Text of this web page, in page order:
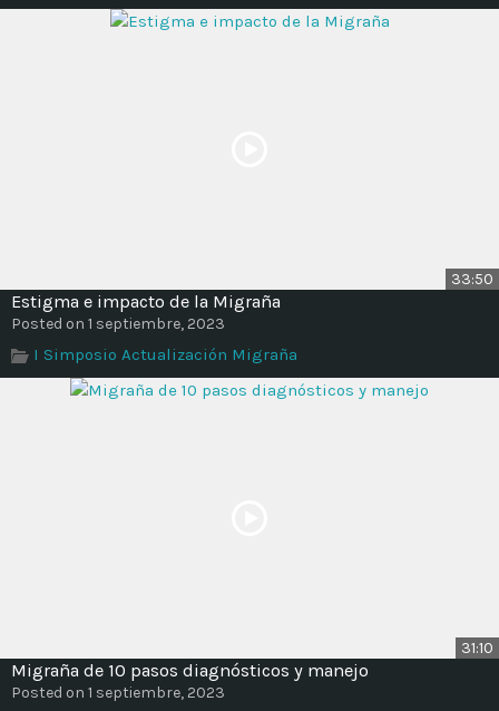
Time
33:50
Estigma e impacto de la Migraña
Posted on 1 septiembre, 2023
I Simposio Actualización Migraña
31:10
Migraña de 10 pasos diagnósticos y manejo
Posted on 1 septiembre, 2023